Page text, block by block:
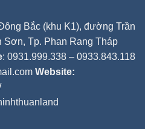
Bắc (khu K1), đường Trần
Tp. Phan Rang Tháp
: 0931.999.338 – 0933.843.118
Website: